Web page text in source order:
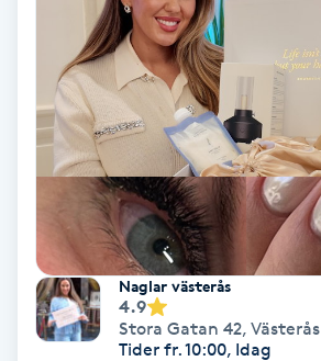
Gravidmassage
Gravidyoga
Gruppträning
Gua Sha-massage
Hatha Yoga
Naglar västerås
4.9
Stora Gatan 42, Västerås
Tider fr. 10:00, Idag